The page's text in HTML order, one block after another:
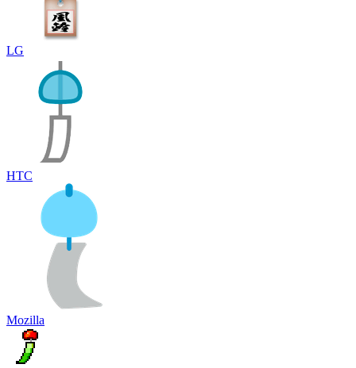
LG
HTC
Mozilla